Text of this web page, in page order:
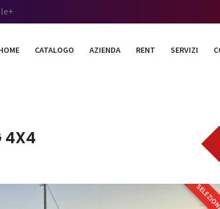
CATALOGO AZIENDA RENT SERVIZI
4X4